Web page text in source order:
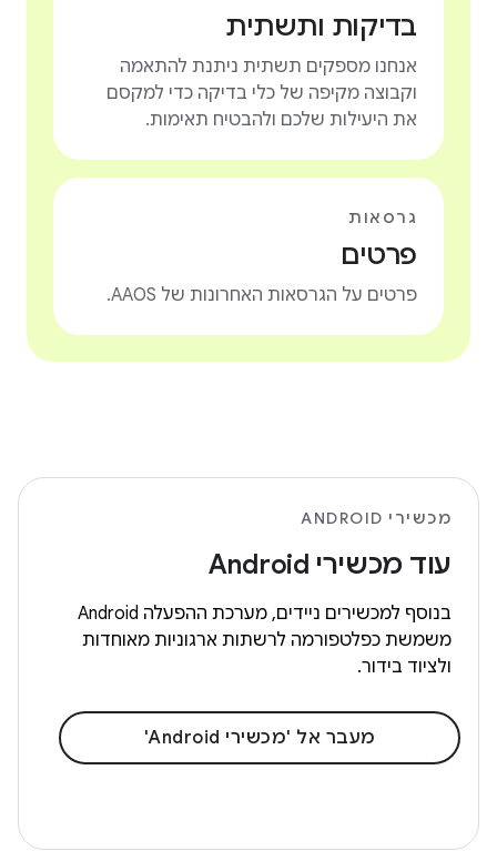
בדיקות ותשתית
אנחנו מספקים תשתית ניתנת להתאמה
וקבוצה מקיפה של כלי בדיקה כדי למקסם
את היעילות שלכם ולהבטיח תאימות.
גרסאות
פרטים
פרטים על הגרסאות האחרונות של AAOS.
מכשירי ANDROID
עוד מכשירי Android
בנוסף למכשירים ניידים, מערכת ההפעלה Android
משמשת כפלטפורמה לרשתות ארגוניות מאוחדות
ולציוד בידור.
מעבר אל 'מכשירי Android'